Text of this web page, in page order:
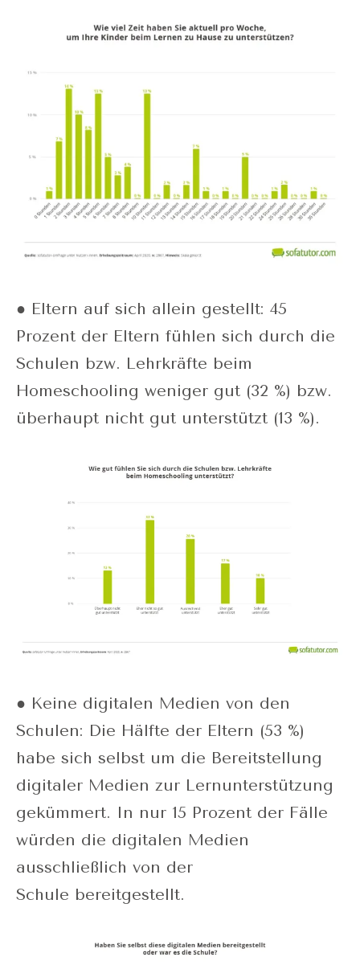
● Eltern auf sich allein gestellt: 45
Prozent der Eltern fühlen sich durch die
Schulen bzw. Lehrkräfte beim
Homeschooling weniger gut (32 %) bzw.
überhaupt nicht gut unterstützt (13 %).
● Keine digitalen Medien von den
Schulen: Die Hälfte der Eltern (53 %)
habe sich selbst um die Bereitstellung
digitaler Medien zur Lernunterstützung
gekümmert. In nur 15 Prozent der Fälle
würden die digitalen Medien
ausschließlich von der
Schule bereitgestellt.